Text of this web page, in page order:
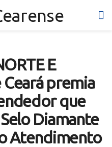
E
Ceará premia
que
Diamante
Atendimento